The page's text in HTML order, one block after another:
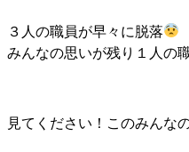
３人の職員が早々に脱落
みんなの思いが残り１人の
見てください！このみんな